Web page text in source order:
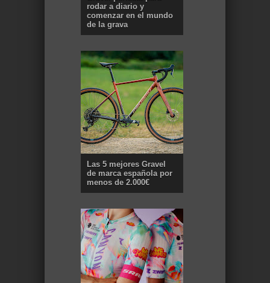
rodar a diario y
comenzar en el mundo
de la grava
Las 5 mejores Gravel
de marca española por
menos de 2.000€